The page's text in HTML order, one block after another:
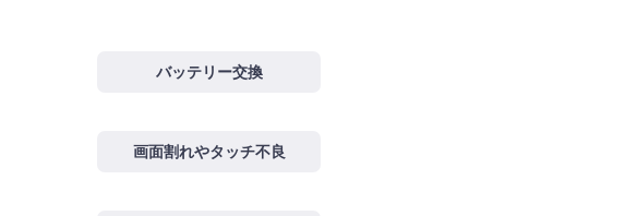
バッテリー交換
画面割れやタッチ不良